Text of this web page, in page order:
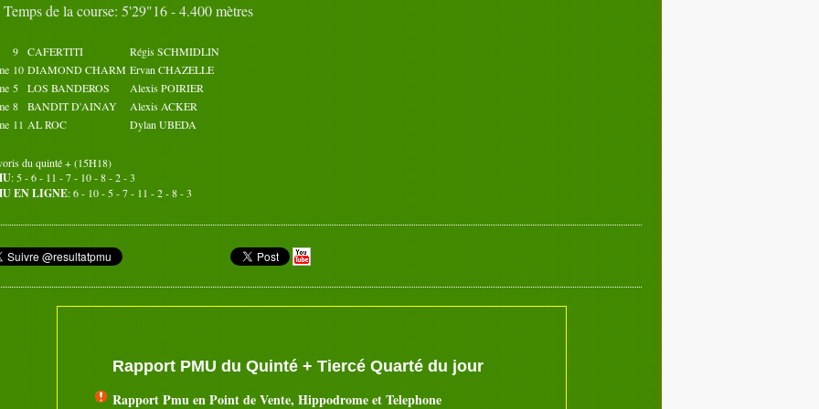
31
02 03
05
07 08 09
10
12 13 14
15
17 18 19
20
22 23
25
01
06
11
16
21
Temps de la course: 5'29"16 - 4.400 mètres
9 CAFERTITI
Régis SCHMIDLIN
10 DIAMOND CHARM Ervan CHAZELLE
5 LOS BANDEROS
Alexis POIRIER
8 BANDIT D'AINAY
Alexis ACKER
11 AL ROC Dylan UBEDA
du quinté + (15H18)
: 5 - 6 - 11 - 7 - 10 - 8 - 2 - 3
EN LIGNE: 6 - 10 - 5 - 7 - 11 - 2 - 8 - 3
Rapport PMU du Quinté + Tiercé Quarté du jour
Rapport Pmu en Point de Vente, Hippodrome et Telephone